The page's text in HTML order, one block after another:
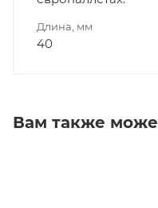
Длина, мм
40
Вам также